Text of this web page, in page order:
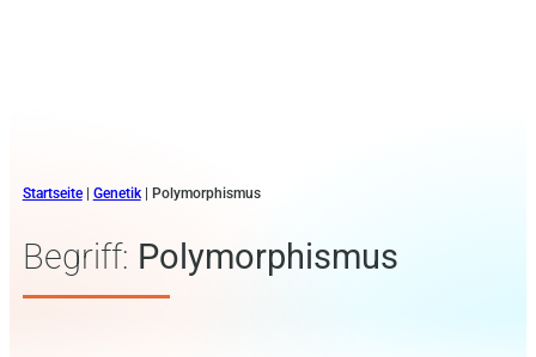
Startseite| Genetik| Polymorphismus
Begriff: Polymorphismus